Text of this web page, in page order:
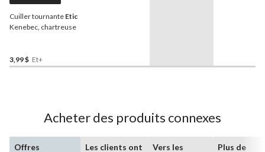
Cuiller tournante Etic
Kenebec, chartreuse
3,99 $ Et+
Acheter des produits connexes
Offres
Les clients ont
Vers les
Plus de